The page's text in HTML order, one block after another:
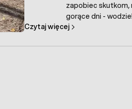
zapobiec skutkom,
gorące dni - wodzie!
Czytaj więcej